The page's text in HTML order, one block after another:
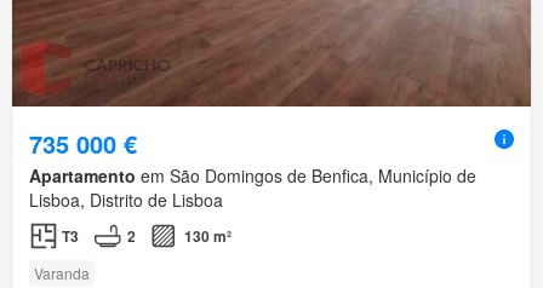
735 000 €
Apartamento em São Domingos de Benfica, Município de
Lisboa, Distrito de Lisboa
T3 2 130 m²
Varanda